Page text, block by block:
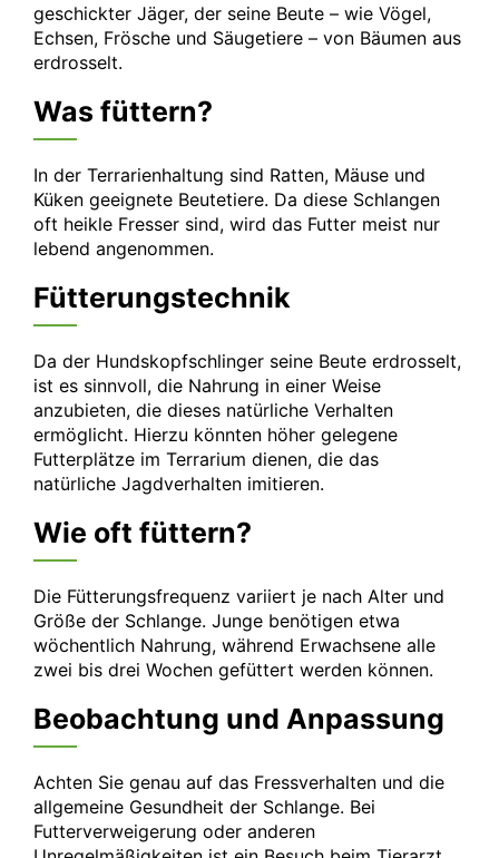
geschickter Jäger, der seine Beute – wie Vögel,
Echsen, Frösche und Säugetiere – von Bäumen aus
erdrosselt.
Was füttern?
In der Terrarienhaltung sind Ratten, Mäuse und
Küken geeignete Beutetiere. Da diese Schlangen
oft heikle Fresser sind, wird das Futter meist nur
lebend angenommen.
Fütterungstechnik
Da der Hundskopfschlinger seine Beute erdrosselt,
ist es sinnvoll, die Nahrung in einer Weise
anzubieten, die dieses natürliche Verhalten
ermöglicht. Hierzu könnten höher gelegene
Futterplätze im Terrarium dienen, die das
natürliche Jagdverhalten imitieren.
Wie oft füttern?
Die Fütterungsfrequenz variiert je nach Alter und
Größe der Schlange. Junge benötigen etwa
wöchentlich Nahrung, während Erwachsene alle
zwei bis drei Wochen gefüttert werden können.
Beobachtung und Anpassung
Achten Sie genau auf das Fressverhalten und die
allgemeine Gesundheit der Schlange. Bei
Futterverweigerung oder anderen